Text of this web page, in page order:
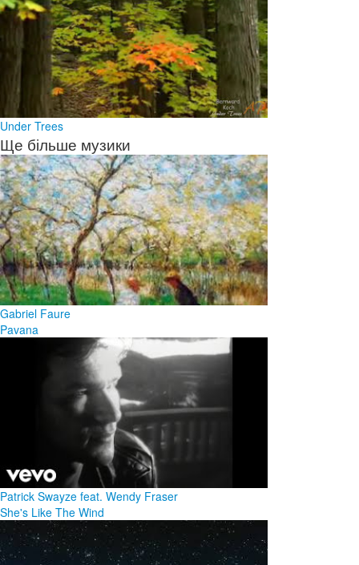
Under Trees
Ще більше музики
Gabriel Faure
Pavana
Patrick Swayze feat. Wendy Fraser
She's Like The Wind